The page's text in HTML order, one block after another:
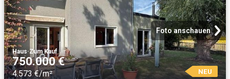
Foto anschauen
Haus·Zum Kauf
750.000 €
4.573 €/m² NEU